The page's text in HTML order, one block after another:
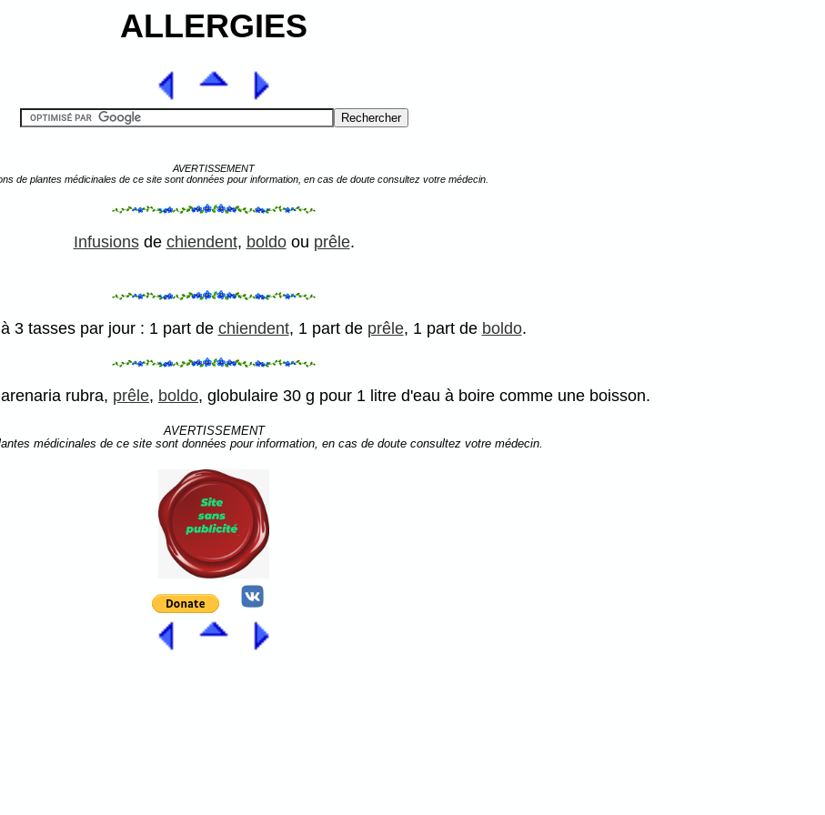
ALLERGIES
AVERTISSEMENT
de plantes médicinales de ce site sont données pour information, en cas de doute consultez votre médecin.
Infusionsde chiendent, boldoou prêle.
3 tasses par jour : 1 part de chiendent, 1 part de prêle, 1 part de boldo.
rubra, prêle, boldo, globulaire 30 g pour 1 litre d'eau à boire comme une boisson.
AVERTISSEMENT
médicinales de ce site sont données pour information, en cas de doute consultez votre médecin.